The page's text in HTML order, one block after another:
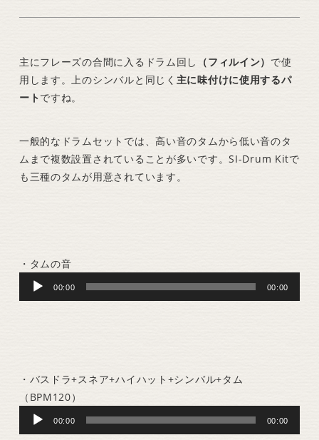
主にフレーズの合間に入るドラム回し （フィルイン） で使
用します。上のシンバルと同じく 主に味付けに使用するパ
ートですね。
一般的なドラムセットでは、高い音のタムから低い音のタ
ムまで複数設置されていることが多いです。SI-Drum Kitで
も三種のタムが用意されています。
・タムの音
Audio
Player
00:00 00:00
・バスドラ+スネア+ハイハット+シンバル+タム
（BPM120）
Audio
Player
00:00 00:00